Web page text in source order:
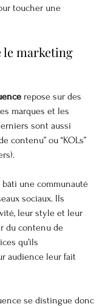
toucher une
le marketing
repose sur des
marques et les
sont aussi
contenu” ou “KOLs”
une communauté
sociaux. Ils
leur style et leur
du contenu de
qu’ils
audience leur fait
se distingue donc